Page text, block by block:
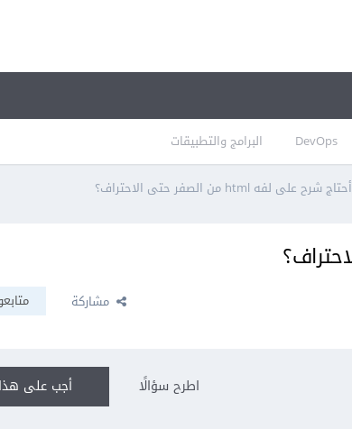
DevOps البرامج والتطبيقات
أحتاج شرح على لفه html من الصفر حتى الاحتراف؟
مشاركة
أجب على اطرح سؤالًا